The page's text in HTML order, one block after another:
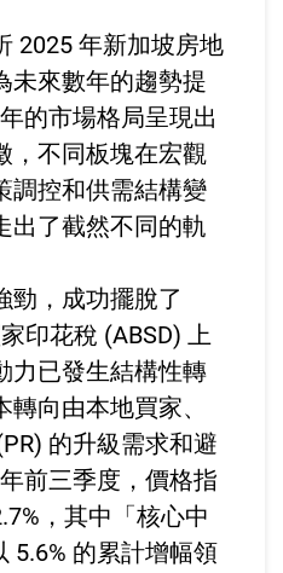
2025 年新加坡房地
未來數年的趨勢提
的市場格局呈現出
，不同板塊在宏觀
調控和供需結構變
出了截然不同的軌
勁，成功擺脫了
印花稅 (ABSD) 上
力已發生結構性轉
向由本地買家、
的升級需求和避
前三季度，價格指
，其中「核心中
5.6% 的累計增幅領